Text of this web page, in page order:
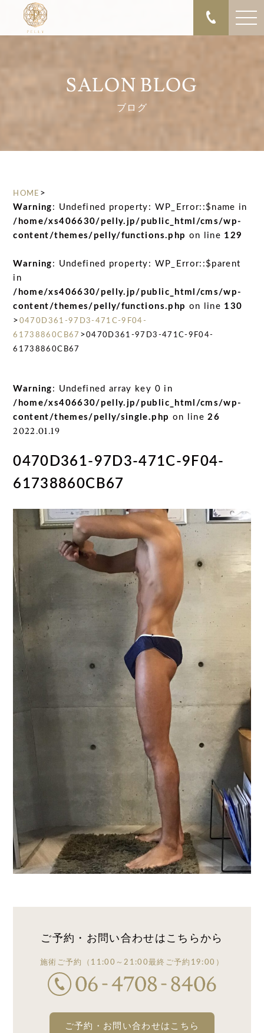
SALON BLOG
ブログ
HOME >
Warning : Undefined property: WP_Error::$name in
/home/xs406630/pelly.jp/public_html/cms/wp-
content/themes/pelly/functions.php on line 129
Warning : Undefined property: WP_Error::$parent
in
/home/xs406630/pelly.jp/public_html/cms/wp-
content/themes/pelly/functions.php on line 130
> 0470D361-97D3-471C-9F04-
61738860CB67 >0470D361-97D3-471C-9F04-
61738860CB67
Warning : Undefined array key 0 in
/home/xs406630/pelly.jp/public_html/cms/wp-
content/themes/pelly/single.php on line26
2022.01.19
0470D361-97D3-471C-9F04-
61738860CB67
ご予約・お問い合わせはこちらから
施術ご予約 （11:00～21:00最終ご予約19:00）
ご予約・お問い合わせはこちら